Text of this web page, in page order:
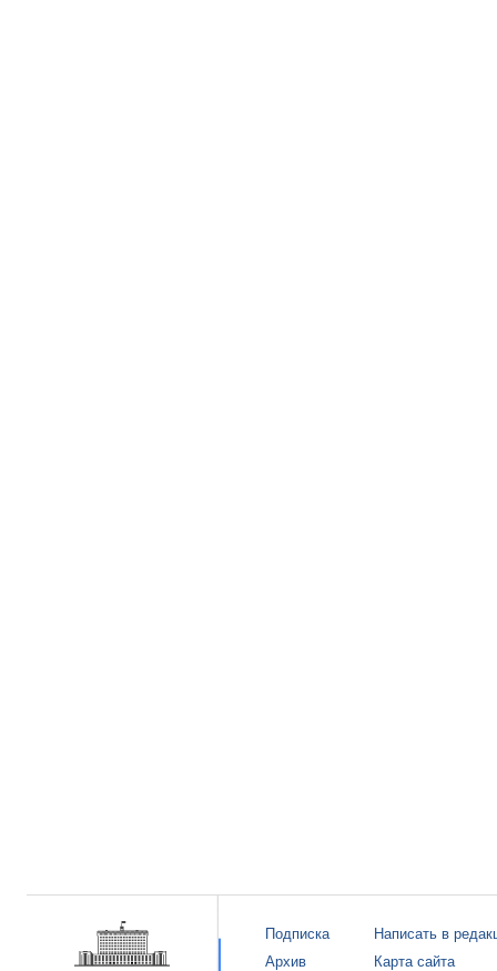
Подписка
Архив
Написать в
Карта сайта